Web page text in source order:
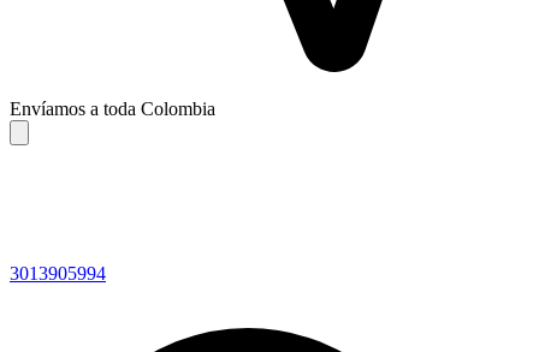
Envíamos a toda Colombia
3013905994